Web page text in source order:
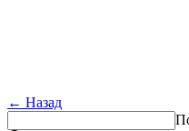
← Назад